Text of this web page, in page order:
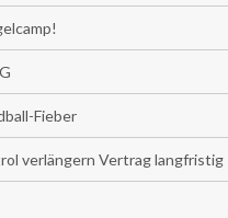
Fieber
verlängern Vertrag langfristig